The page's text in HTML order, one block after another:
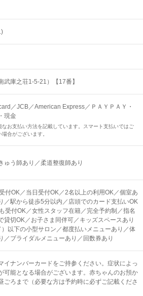
武庫之荘1-5-21）【17番】
／JCB／American Express／ＰＡＹＰＡＹ・
現金
お支払い方法を記載しています。スマート支払いではご
合がございます。
ゅう師あり／柔道整復師あり
付OK／当日受付OK／2名以上の利用OK／個室あ
／駅から徒歩5分以内／店頭でのカード支払いOK
受付OK／女性スタッフ在籍／完全予約制／指名
貸切OK／お子さま同伴可／キッズスペースあり
）以下の小型サロン／都度払いメニューあり／体
／ブライダルメニューあり／回数券あり
イナンバーカードをご持参ください。症状によっ
可能となる場合がございます。赤ちゃんのお預か
ごろまで（必要な方は予約時に必ずご記載くださ